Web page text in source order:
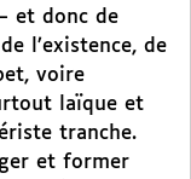
et donc de
l’existence, de
voire
laïque et
tranche.
et former